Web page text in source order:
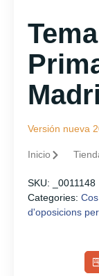
Versión nueva
Inicio
SKU:
_0011148
Categories:
d'oposicions